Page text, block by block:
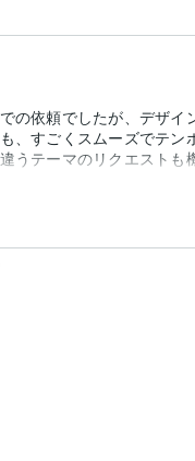
の依頼でしたが、デザイ
、すごくスムーズでテン
うテーマのリクエストも